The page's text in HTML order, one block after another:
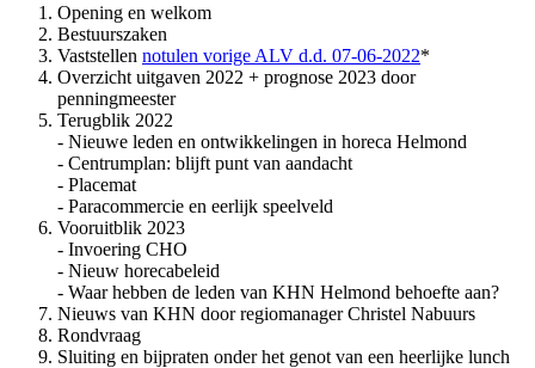
Opening en welkom
Bestuurszaken
Vaststellen notulen vorige ALV d.d. 07-06-2022*
Overzicht uitgaven 2022 + prognose 2023 door
penningmeester
Terugblik 2022
- Nieuwe leden en ontwikkelingen in horeca Helmond
- Centrumplan: blijft punt van aandacht
- Placemat
- Paracommercie en eerlijk speelveld
Vooruitblik 2023
- Invoering CHO
- Nieuw horecabeleid
- Waar hebben de leden van KHN Helmond behoefte aan?
Nieuws van KHN door regiomanager Christel Nabuurs
Rondvraag
Sluiting en bijpraten onder het genot van een heerlijke lunch